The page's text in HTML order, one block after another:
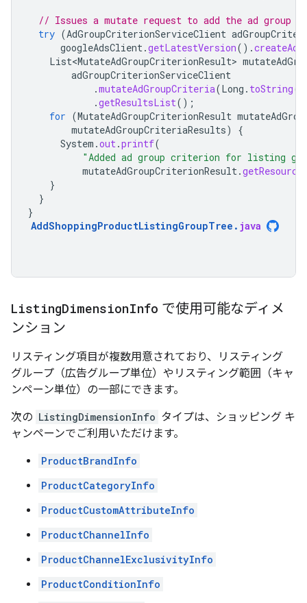
// Issues a mutate request to add the ad group
try (AdGroupCriterionServiceClient
googleAdsClient .getLatestVersion().
List<MutateAdGroupCriterionResult>
adGroupCriterionServiceClient
.mutateAdGroupCriteria(Long . toString(
.getResultsList();
for (MutateAdGroupCriterionResult
mutateAdGroupCriteriaResults)
{
System .out .printf(
"Added ad group criterion for listing
mutateAdGroupCriterionResult .
}
}
}
AddShoppingProductListingGroupTree . java
ListingDimensionInfo で使用可能なディメ
ンション
リスティング項目が複数用意されており、リスティング
グループ（広告グループ単位）やリスティング範囲（キャ
ンペーン単位）の一部にできます。
次の ListingDimensionInfo タイプは、ショッピング キ
ャンペーンでご利用いただけます。
ProductBrandInfo
ProductCategoryInfo
ProductCustomAttributeInfo
ProductChannelInfo
ProductChannelExclusivityInfo
ProductConditionInfo